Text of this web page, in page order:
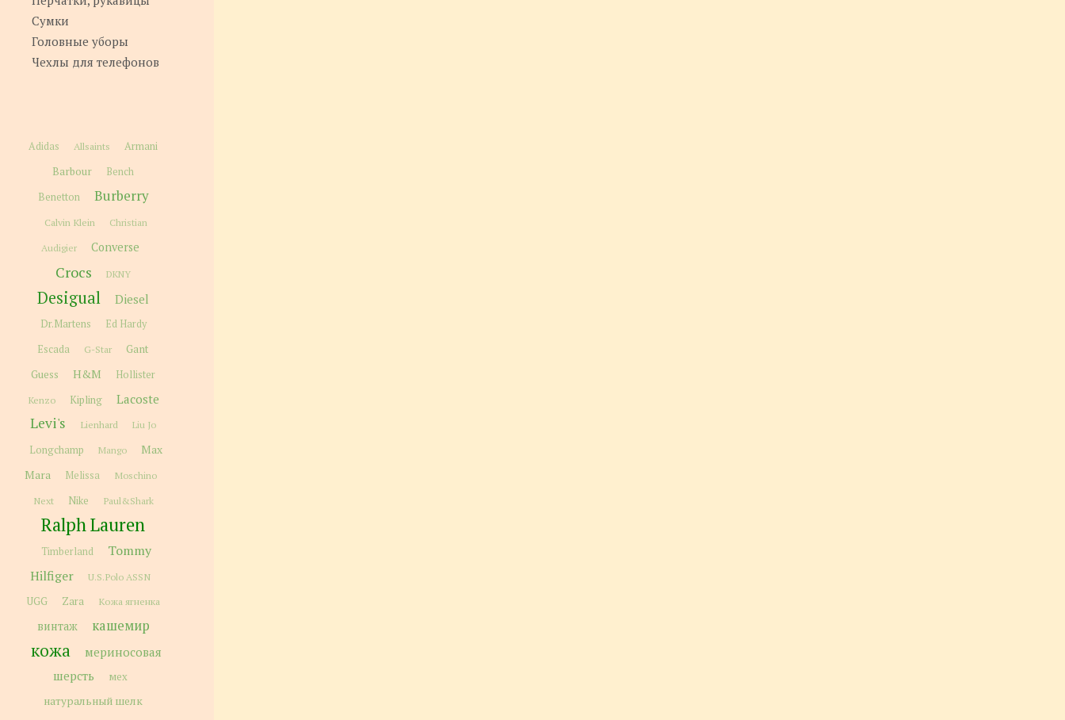
Сумки
Головные уборы
Чехлы для телефонов
Adidas Allsaints Armani
Barbour
Bench
Benetton
Burberry
Calvin Klein Christian
Audigier Converse
Crocs DKNY
Desigual Diesel
Dr.Martens
Ed Hardy
Escada
G-Star
Gant
Guess
H&M Hollister
Kenzo Kipling Lacoste
Levi's Lienhard Liu Jo
Longchamp Mango
Max
Mara
Melissa Moschino
Next Nike Paul&Shark
Ralph Lauren
Timberland
Tommy
Hilfiger
U.S.Polo ASSN
UGG Zara Кожа ягненка
винтаж кашемир
кожа
мериносовая
шерсть
мех
натуральный шелк